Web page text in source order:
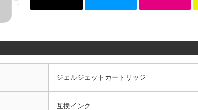
ジェルジェットカートリッジ
互換インク